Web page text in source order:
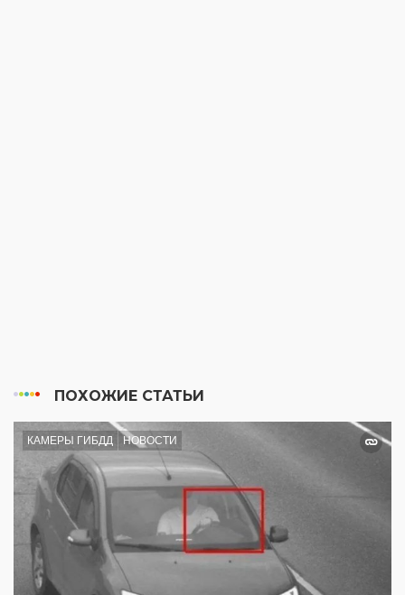
ПОХОЖИЕ СТАТЬИ
КАМЕРЫ ГИБДД НОВОСТИ